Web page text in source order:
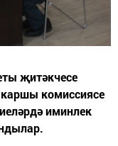
җитәкчесе
каршы комиссиясе
иминлек